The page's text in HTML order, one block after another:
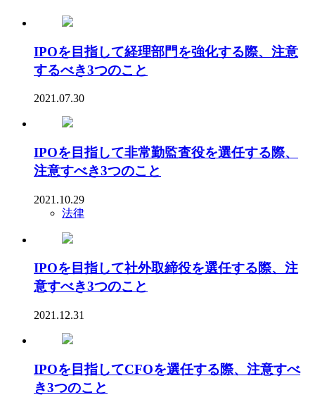
IPOを目指して経理部門を強化する際、注意
するべき3つのこと
2021.07.30
IPOを目指して非常勤監査役を選任する際、
注意すべき3つのこと
2021.10.29
法律
IPOを目指して社外取締役を選任する際、注
意すべき3つのこと
2021.12.31
IPOを目指してCFOを選任する際、注意すべ
き3つのこと